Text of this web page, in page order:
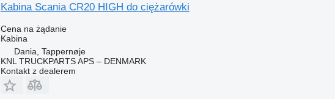
Kabina Scania CR20 HIGH do ciężarówki
Cena na żądanie
Kabina
Dania, Tappernøje
KNL TRUCKPARTS APS – DENMARK
Kontakt z dealerem